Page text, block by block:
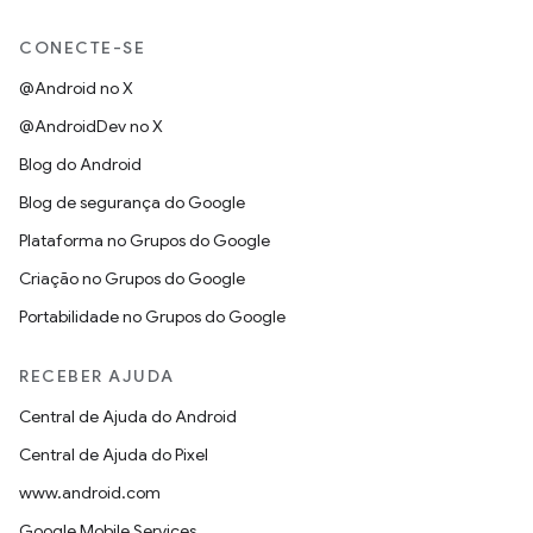
CONECTE-SE
@Android no X
@AndroidDev no X
Blog do Android
Blog de segurança do Google
Plataforma no Grupos do Google
Criação no Grupos do Google
Portabilidade no Grupos do Google
RECEBER AJUDA
Central de Ajuda do Android
Central de Ajuda do Pixel
www.android.com